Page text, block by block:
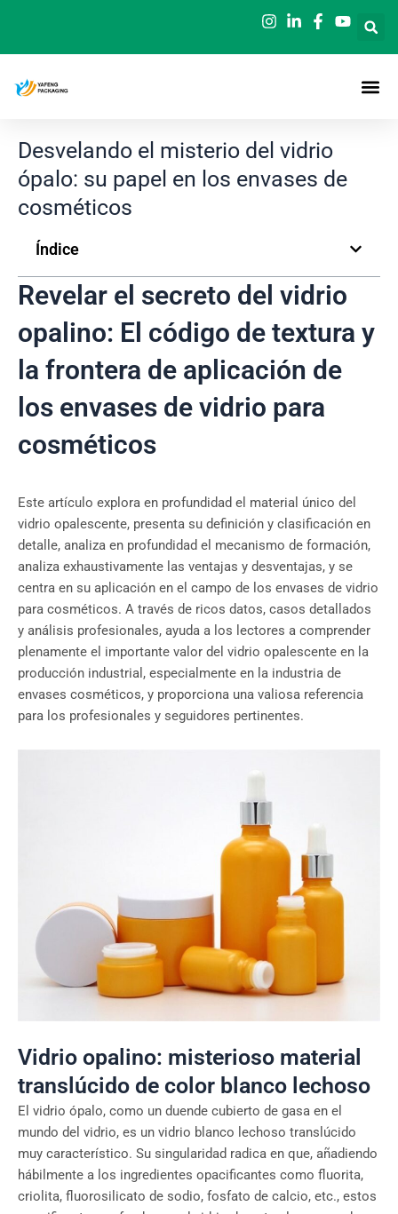
contenido
Desvelando el misterio del vidrio
ópalo: su papel en los envases de
cosméticos
Índice
Revelar el secreto del vidrio
opalino: El código de textura y
la frontera de aplicación de
los envases de vidrio para
cosméticos
Este artículo explora en profundidad el material único del
vidrio opalescente, presenta su definición y clasificación en
detalle, analiza en profundidad el mecanismo de formación,
analiza exhaustivamente las ventajas y desventajas, y se
centra en su aplicación en el campo de los envases de vidrio
para cosméticos. A través de ricos datos, casos detallados
y análisis profesionales, ayuda a los lectores a comprender
plenamente el importante valor del vidrio opalescente en la
producción industrial, especialmente en la industria de
envases cosméticos, y proporciona una valiosa referencia
para los profesionales y seguidores pertinentes.
Vidrio opalino: misterioso material
translúcido de color blanco lechoso
El vidrio ópalo, como un duende cubierto de gasa en el
mundo del vidrio, es un vidrio blanco lechoso translúcido
muy característico. Su singularidad radica en que, añadiendo
hábilmente a los ingredientes opacificantes como fluorita,
criolita, fluorosilicato de sodio, fosfato de calcio, etc., estos